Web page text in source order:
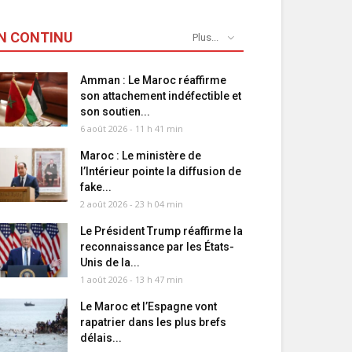
CONTINU Plus...
Amman : Le Maroc réaffirme
son attachement indéfectible et
son soutien...
6 août 2026 - 11 h 41 min
Maroc : Le ministère de
l’Intérieur pointe la diffusion de
fake...
2 août 2026 - 23 h 04 min
Le Président Trump réaffirme la
reconnaissance par les États-
Unis de la...
1 août 2026 - 13 h 47 min
Le Maroc et l’Espagne vont
rapatrier dans les plus brefs
délais...